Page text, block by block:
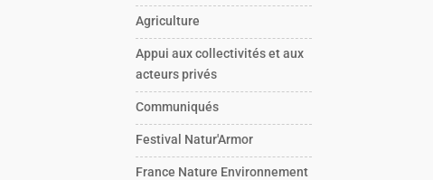
Agriculture
Appui aux collectivités et aux
acteurs privés
Communiqués
Festival Natur'Armor
France Nature Environnement